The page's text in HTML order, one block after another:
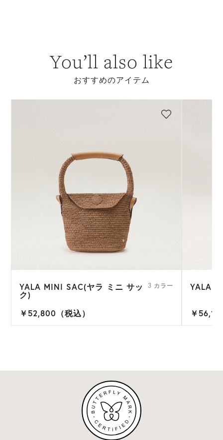
You’ll also like
おすすめのアイテム
YALA MINI SAC(ヤラ ミニ サッ
ク)
3 カラー
￥52,800（税込）
YALA
￥